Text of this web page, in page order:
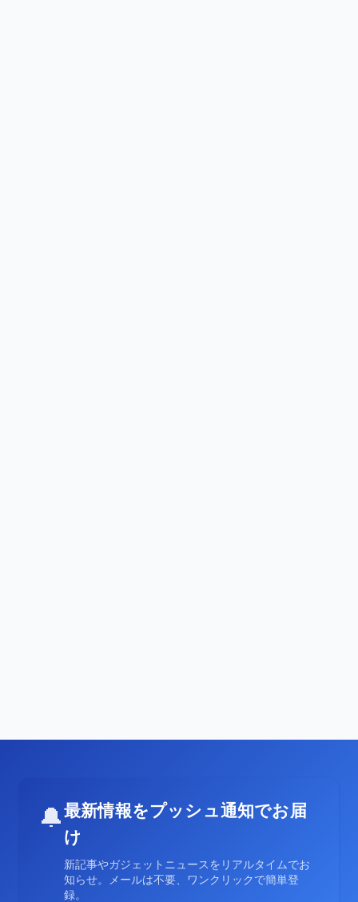
🔔最新情報をプッシュ通知でお届
け
新記事やガジェットニュースをリアルタイムでお
知らせ。メールは不要、ワンクリックで簡単登
録。